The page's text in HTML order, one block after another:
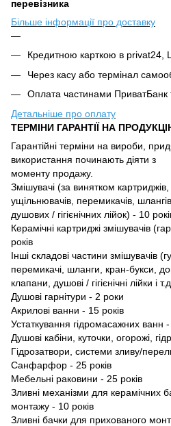
перевізника
Більше інформації про доставку
Кредитною карткою в privat24,
Через касу або термінал
Оплата частинами ПриватБанк
Детальніше про оплату
ТЕРМІНИ ГАРАНТІЇ НА
Гарантійні терміни на вироби,
використання починають діяти з
моменту продажу.
Змішувачі (за винятком
ущільнювачів, перемикачів, шлангів,
душових / гігієнічних лійок) - 10
Керамічні картриджі змішувачів
років
Інші складові частини змішувачів
перемикачі, шланги, кран-букси,
клапани, душовi / гiгiєнiчнi лiйки і
Душові гарнітури - 2 роки
Акрилові ванни - 15 років
Устаткування гідромасажних ванн
Душові кабіни, куточки, огорожі,
Гідрозатвори, системи зливу/
Caнфарфор - 25 років
Мебельнi раковини - 25 років
Зливні механізми для керамічних
монтажу - 10 років
Зливні бачки для прихованого